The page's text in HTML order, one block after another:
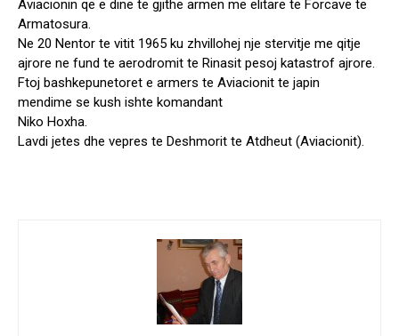
Aviacionin qe e dine te gjithe armen me elitare te Forcave te
Armatosura.
Ne 20 Nentor te vitit 1965 ku zhvillohej nje stervitje me qitje
ajrore ne fund te aerodromit te Rinasit pesoj katastrof ajrore.
Ftoj bashkepunetoret e armers te Aviacionit te japin
mendime se kush ishte komandant
Niko Hoxha.
Lavdi jetes dhe vepres te Deshmorit te Atdheut (Aviacionit).